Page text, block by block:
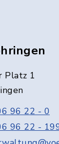
Platz 1
96 22 - 0
96 22 -